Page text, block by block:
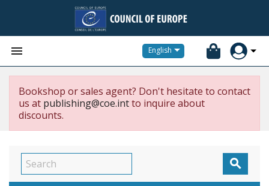
 English
Bookshop or sales agent? Don't hesitate to contact
us at publishing@coe.intto inquire about
discounts.
